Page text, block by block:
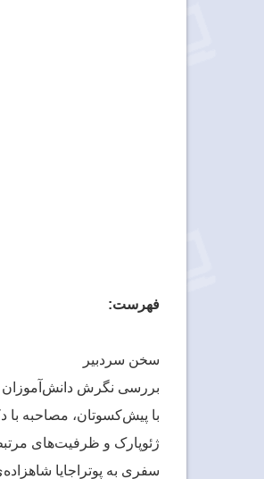
فهرست:
سخن سردبیر
بررسی نگرش دانش‌آموزان
با پیش‌کسوتان، مصاحبه با
ژئوپارک و ظرفیت‌های
سفری به پوتراجایا